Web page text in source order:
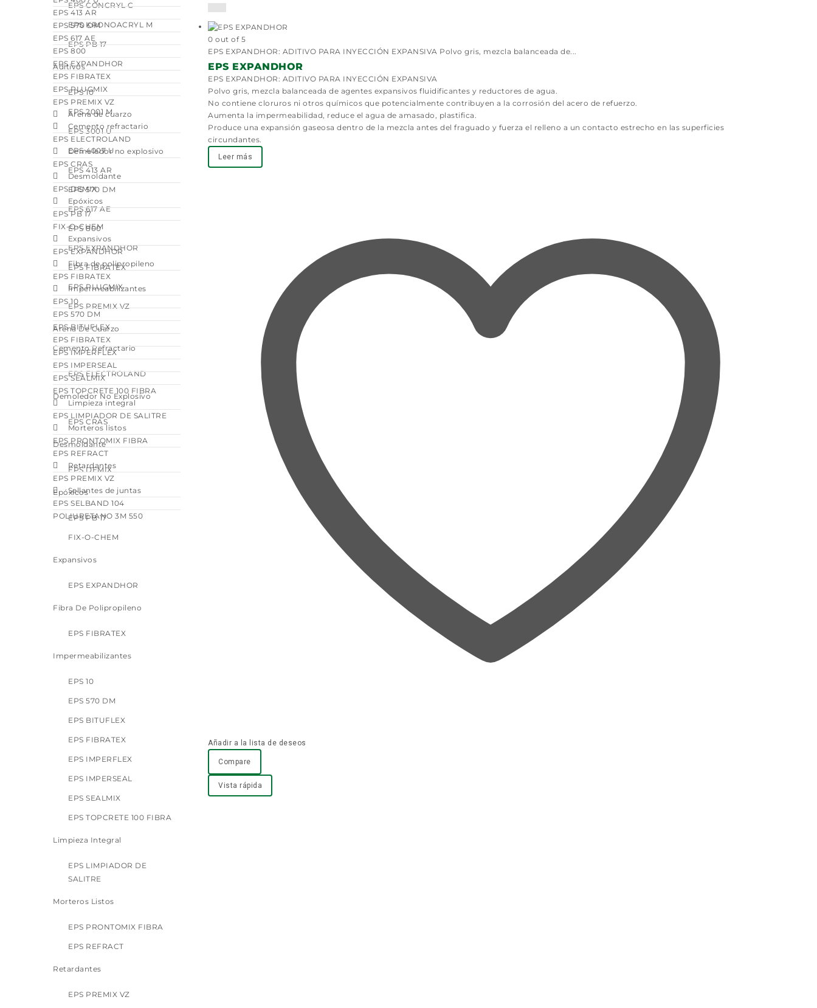
EPS 413 AR
EPS 570 DM
EPS 617 AE
EPS 800
EPS EXPANDHOR
EPS FIBRATEX
EPS PLUGMIX
EPS PREMIX VZ
Arena de cuarzo
Cemento refractario
EPS ELECTROLAND
Demoledor no explosivo
EPS CRAS
Desmoldante
EPS DEMIX
Epóxicos
EPS PB 17
FIX-O-CHEM
Expansivos
EPS EXPANDHOR
Fibra de polipropileno
EPS FIBRATEX
Impermeabilizantes
EPS 10
EPS 570 DM
EPS BITUFLEX
EPS FIBRATEX
EPS IMPERFLEX
EPS IMPERSEAL
EPS SEALMIX
EPS TOPCRETE 100 FIBRA
Limpieza integral
EPS LIMPIADOR DE SALITRE
Morteros listos
EPS PRONTOMIX FIBRA
EPS REFRACT
Retardantes
EPS PREMIX VZ
Sellantes de juntas
EPS SELBAND 104
POLIURETANO 3M 550
0 out of 5
EPS EXPANDHOR: ADITIVO PARA INYECCIÓN EXPANSIVA Polvo gris, mezcla balanceada de...
EPS EXPANDHOR
EPS EXPANDHOR: ADITIVO PARA INYECCIÓN EXPANSIVA
Polvo gris, mezcla balanceada de agentes expansivos fluidificantes y reductores de agua.
No contiene cloruros ni otros químicos que potencialmente contribuyen a la corrosión del acero de refuerzo.
Aumenta la impermeabilidad, reduce el agua de amasado, plastifica.
Produce una expansión gaseosa dentro de la mezcla antes del fraguado y fuerza el relleno a un contacto estrecho en las superficies
circundantes.
Leer más
Añadir a la lista de deseos
Compare
Vista rápida
EPS CONCRYL C
EPS KRONOACRYL M
EPS PB 17
Aditivos
EPS 10
EPS 2001 M
EPS 3001 U
EPS 4007 U
EPS 413 AR
EPS 570 DM
EPS 617 AE
EPS 800
EPS EXPANDHOR
EPS FIBRATEX
EPS PLUGMIX
EPS PREMIX VZ
Arena De Cuarzo
Cemento Refractario
EPS ELECTROLAND
Demoledor No Explosivo
EPS CRAS
Desmoldante
EPS DEMIX
Epóxicos
EPS PB 17
FIX-O-CHEM
Expansivos
EPS EXPANDHOR
Fibra De Polipropileno
EPS FIBRATEX
Impermeabilizantes
EPS 10
EPS 570 DM
EPS BITUFLEX
EPS FIBRATEX
EPS IMPERFLEX
EPS IMPERSEAL
EPS SEALMIX
EPS TOPCRETE 100 FIBRA
Limpieza Integral
EPS LIMPIADOR DE
SALITRE
Morteros Listos
EPS PRONTOMIX FIBRA
EPS REFRACT
Retardantes
EPS PREMIX VZ